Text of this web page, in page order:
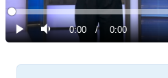
Predvajaj
Tiho Current
0:00 / Duration
0:00
Loaded:
0%